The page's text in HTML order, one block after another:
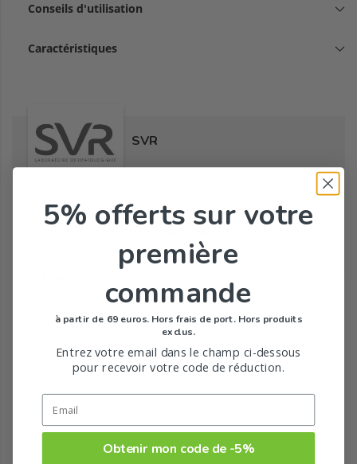
Conseils d'utilisation
Caractéristiques
SVR
5% offerts sur votre
première
commande
à partir de 69 euros. Hors frais de port. Hors produits
exclus.
Entrez votre email dans le champ ci-dessous
pour recevoir votre code de réduction.
Obtenir mon code de -5%